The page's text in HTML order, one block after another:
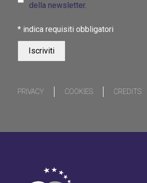
della newsletter.
* indica requisiti obbligatori
PRIVACY COOKIES CREDITS